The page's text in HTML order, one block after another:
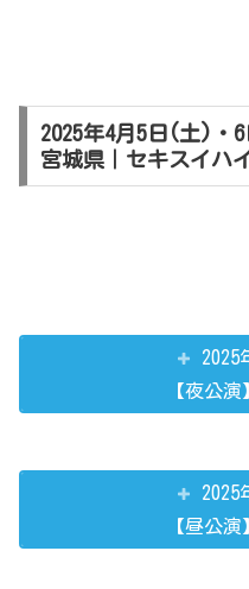
2025年4月5日(土)・
宮城県｜セキスイハ
2025
【夜公
2025
【昼公